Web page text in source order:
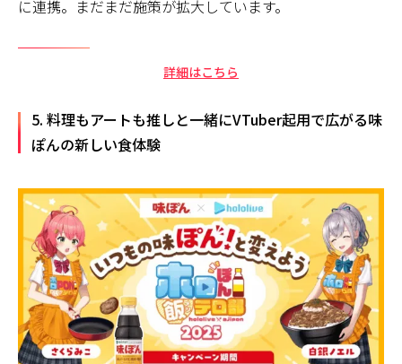
に連携。まだまだ施策が拡大しています。
詳細はこちら
5. 料理もアートも推しと一緒に――VTuber起用で広がる味
ぽんの新しい食体験